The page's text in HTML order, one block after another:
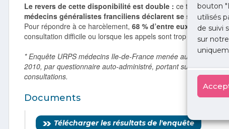
bouton
utilisés
de suivi
sur
Le revers de cette disponibilité est double : ce temps
médecins généralistes franciliens déclarent se sentir
Pour répondre à ce harcèlement, 68 % d’entre eux ont
consultation difficile ou lorsque les appels sont trop fréquents.
* Enquête URPS médecins Ile-de-France menée auprès des
2010, par questionnaire auto-administré, portant sur l’analyse
consultations.
Documents
Télécharger les résultats de l'enquête